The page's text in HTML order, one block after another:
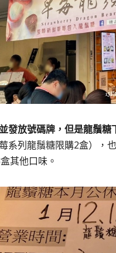
發放號碼牌，但是龍鬚糖
系列龍鬚糖限購2盒），
其他口味。